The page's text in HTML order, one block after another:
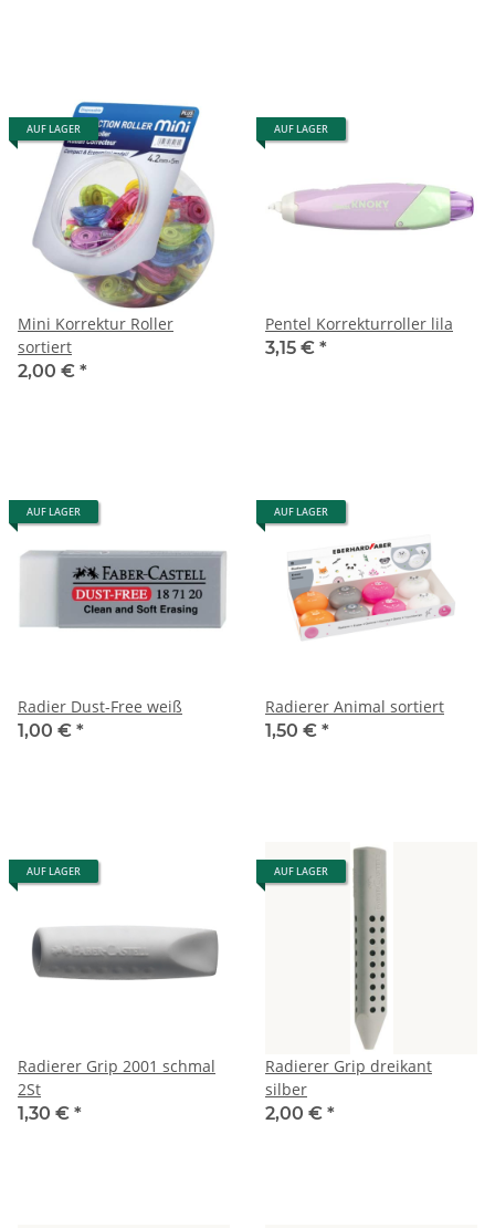
AUF LAGER
Mini Korrektur Roller
sortiert
2,00 € *
AUF LAGER
Pentel Korrekturroller lila
3,15 € *
AUF LAGER
Radier Dust-Free weiß
1,00 € *
AUF LAGER
Radierer Animal sortiert
1,50 € *
AUF LAGER
Radierer Grip 2001 schmal
2St
1,30 € *
AUF LAGER
Radierer Grip dreikant
silber
2,00 € *